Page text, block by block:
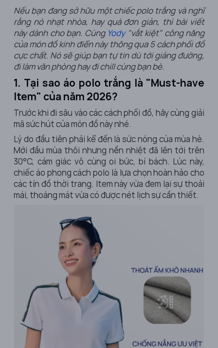
Nếu bạn đang sở hữu một chiếc polo trắng và nghĩ
rằng nó nhạt nhòa, hay quá đơn giản, thì bài viết
này dành cho bạn. Cùng Yody"vắt kiệt" công năng
của món đồ kinh điển này thông qua 5 cách phối đồ
cực chất. Nó sẽ giúp bạn tự tin dù tới giảng đường,
đi làm văn phòng hay đi chill cùng bạn bè.
1. Tại sao áo polo trắng là "Must-have
Item" của năm 2026?
Trước khi đi sâu vào các cách phối đồ, hãy cùng giải
mã sức hút của món đồ này nhé.
Lý do đầu tiên phải kể đến là sức nóng của mùa hè.
Mới đầu mùa thôi nhưng nền nhiệt đã lên tới trên
30°C, cảm giác vô cùng oi bức, bí bách. Lúc này,
chiếc áo phong cách polo là lựa chọn hoàn hảo cho
các tín đồ thời trang. Item này vừa đem lại sự thoải
mái, thoáng mát vừa có được nét lịch sự cần thiết.